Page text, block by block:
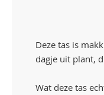
Deze tas is
dagje uit plant,
Wat deze tas